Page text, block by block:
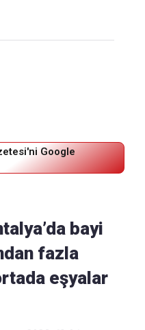
Google
bayi
fazla
eşyalar